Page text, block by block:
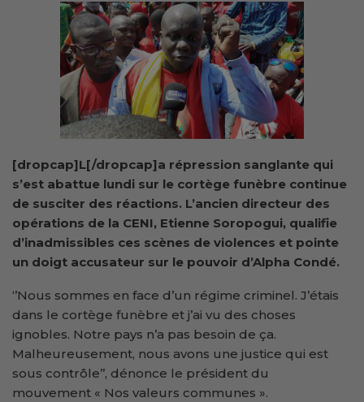
[dropcap]L[/dropcap]a répression sanglante qui
s’est abattue lundi sur le cortège funèbre continue
de susciter des réactions. L’ancien directeur des
opérations de la CENI, Etienne Soropogui, qualifie
d’inadmissibles ces scènes de violences et pointe
un doigt accusateur sur le pouvoir d’Alpha Condé.
‘’Nous sommes en face d’un régime criminel. J’étais
dans le cortège funèbre et j’ai vu des choses
ignobles. Notre pays n’a pas besoin de ça.
Malheureusement, nous avons une justice qui est
sous contrôle’’, dénonce le président du
mouvement « Nos valeurs communes ».